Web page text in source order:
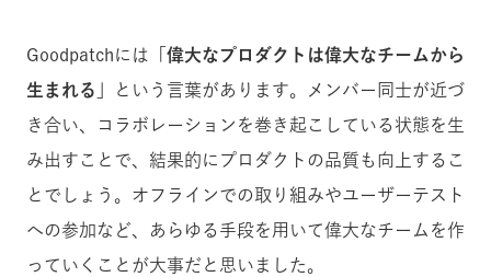
Goodpatchには「 偉大なプロダクトは偉大なチームから
生まれる」
という言葉があります。メンバー同士が近づ
き合い、コラボレーションを巻き起こしている状態を生
み出すことで、結果的にプロダクトの品質も向上するこ
とでしょう。オフラインでの取り組みやユーザーテスト
への参加など、あらゆる手段を用いて偉大なチームを作
っていくことが大事だと思いました。